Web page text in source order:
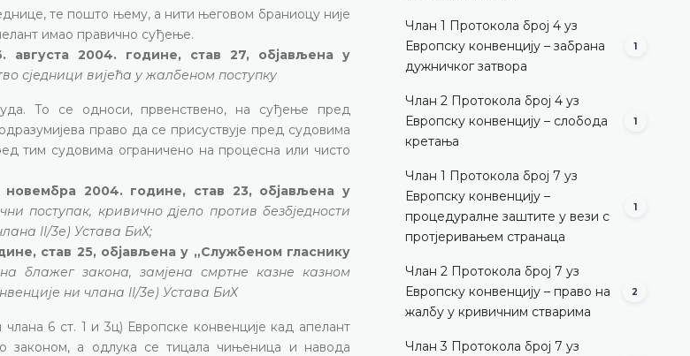
те пошто њему, а нити његовом браниоцу није
имао правично суђење.
2004. године, став 27, објављена у
сједници вијећа у жалбеном поступку
То се односи, првенствено, на суђење пред
право да се присуствује пред судовима
тим судовима ограничено на процесна или чисто
2004. године, став 23, објављена у
поступак, кривично дјело против безбједности
II/3е) Устава БиХ;
став 25, објављена у „Службеном гласнику
блажег закона, замјена смртне казне казном
ни члана II/3е) Устава БиХ
6 ст. 1 и 3ц) Европске конвенције кад апелант
законом, а одлука се тицала чињеница и навода
Члан 1 Протокола број 4 уз
Европску конвенцију – забрана
дужничког затвора
1
Члан 2 Протокола број 4 уз
Европску конвенцију – слобода
кретања
1
Члан 1 Протокола број 7 уз
Европску конвенцију –
процедуралне заштите у вези с
протјеривањем странаца
1
Члан 2 Протокола број 7 уз
Европску конвенцију – право на
жалбу у кривичним стварима
2
Члан 3 Протокола број 7 уз